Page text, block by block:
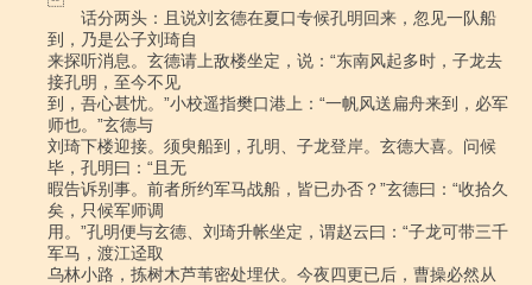
话分两头：且说刘玄德在夏口专候孔明回来，忽见一队船
到，乃是公子刘琦自
来探听消息。玄德请上敌楼坐定，说：“东南风起多时，子龙去
接孔明，至今不见
到，吾心甚忧。”小校遥指樊口港上：“一帆风送扁舟来到，必军
师也。”玄德与
刘琦下楼迎接。须臾船到，孔明、子龙登岸。玄德大喜。问候
毕，孔明曰：“且无
暇告诉别事。前者所约军马战船，皆已办否？”玄德曰：“收拾久
矣，只候军师调
用。”孔明便与玄德、刘琦升帐坐定，谓赵云曰：“子龙可带三千
军马，渡江迳取
乌林小路，拣树木芦苇密处埋伏。今夜四更已后，曹操必然从